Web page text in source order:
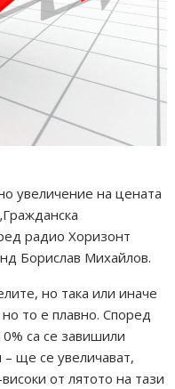
увеличение на цената
радио Хоризонт
Борислав Михайлов.
но така или иначе
то е плавно. Според
са се завишили
ще се увеличават,
от лятото на тази